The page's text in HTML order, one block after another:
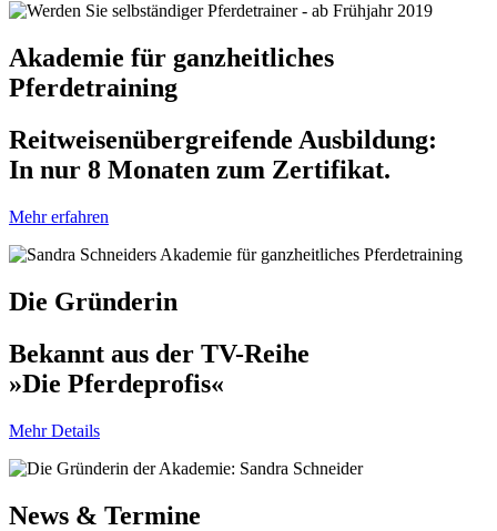
Akademie für ganzheitliches
Pferdetraining
Reitweisenübergreifende Ausbildung:
In nur 8 Monaten zum Zertifikat.
Mehr erfahren
Die Gründerin
Bekannt aus der TV-Reihe
»Die Pferdeprofis«
Mehr Details
News & Termine